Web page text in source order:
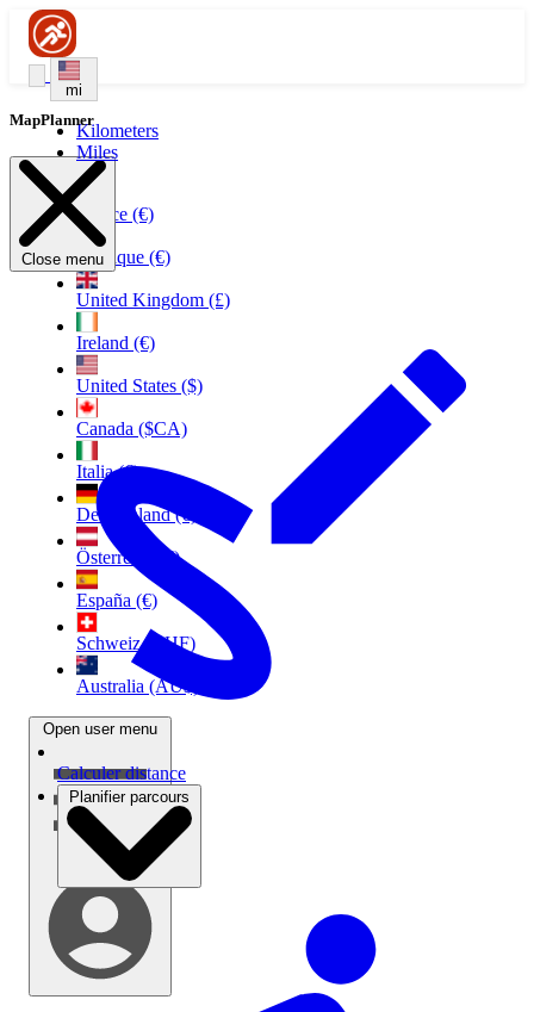
mi
Kilometers
Miles
France (€)
Belgique (€)
United Kingdom (£)
Ireland (€)
United States ($)
Canada ($CA)
Italia (€)
Deutschland (€)
Österreich (€)
España (€)
Schweiz (CHF)
Australia (AU$)
Open user menu
MapPlanner
Close menu
Calculer distance
Planifier parcours